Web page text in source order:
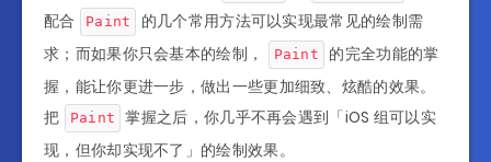
配合
Paint
的几个常用方法可以实现最常见的绘制需
求；而如果你只会基本的绘制，
Paint
的完全功能的掌
握，能让你更进一步，做出一些更加细致、炫酷的效果。
把
Paint
掌握之后，你几乎不再会遇到「iOS 组可以实
现，但你却实现不了」的绘制效果。